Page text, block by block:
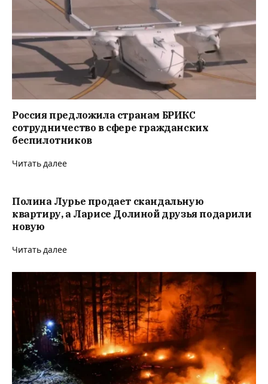
Россия предложила странам БРИКС
сотрудничество в сфере гражданских
беспилотников
Читать далее
Полина Лурье продает скандальную
квартиру, а Ларисе Долиной друзья подарили
новую
Читать далее